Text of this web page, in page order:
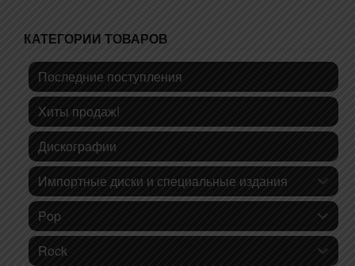
КАТЕГОРИИ ТОВАРОВ
Последние поступления
Хиты продаж!
Дискографии
Импортные диски и специальные издания
Pop
Rock